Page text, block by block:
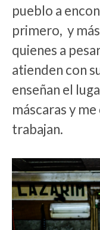
pueblo a
primero, y
quienes a
atienden con
enseñan el
máscaras y
trabajan.